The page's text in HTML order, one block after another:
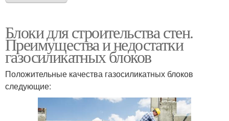
Блоки для строительства стен.
Преимущества и недостатки
газосиликатных блоков
Положительные качества газосиликатных блоков
следующие: